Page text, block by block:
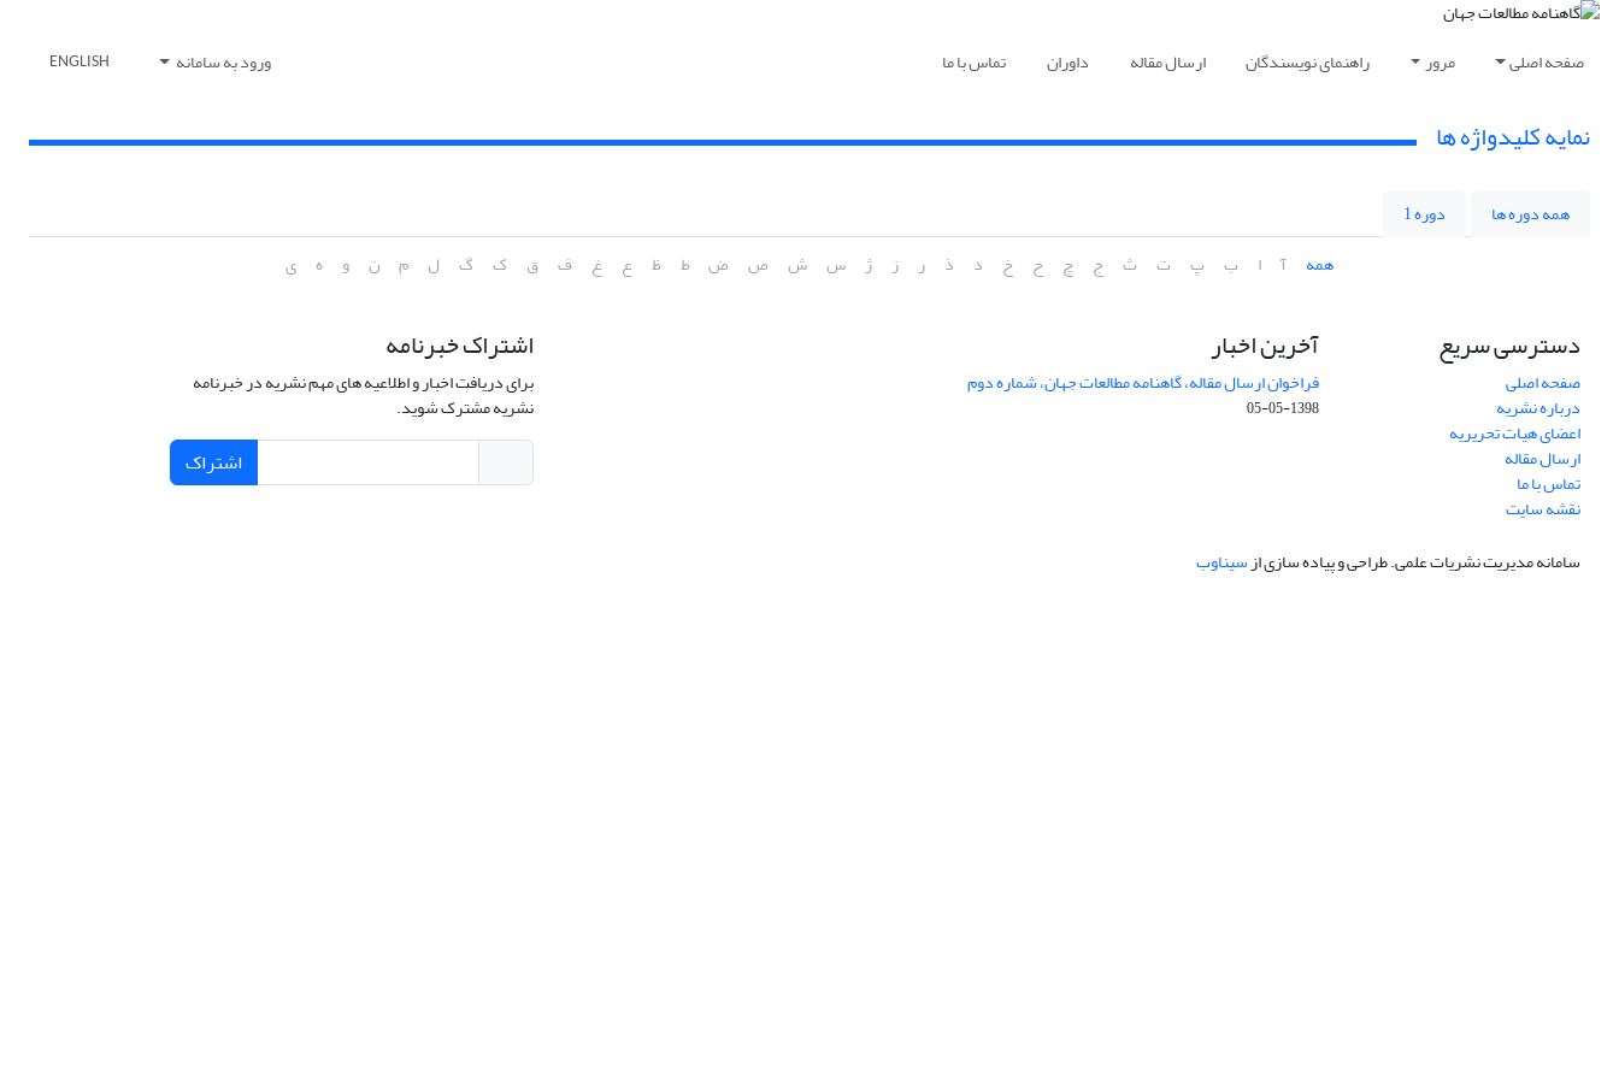
صفحه اصلی مرور راهنمای نویسندگان ارسال مقاله داوران تماس با ما ورود به سامانه ENGLISH
نمایه کلیدواژه ها
همه دوره ها
دوره 1
همه
آ ا ب پ ت ث ج چ ح خ د ذ ر ز ژ س ش ص ض ط ظ ع غ ف ق ک گ ل م ن و ه ی
دسترسی سریع
صفحه اصلی
درباره نشریه
اعضای هیات تحریریه
ارسال مقاله
تماس با ما
نقشه سایت
آخرین اخبار
فراخوان ارسال مقاله، گاهنامه مطالعات جهان، شماره دوم
1398-05-05
اشتراک خبرنامه
برای دریافت اخبار و اطلاعیه های مهم نشریه در خبرنامه
نشریه مشترک شوید.
اشتراک
سامانه مدیریت نشریات علمی.طراحی و پیاده سازی ازسیناوب